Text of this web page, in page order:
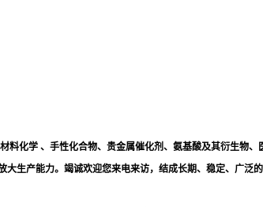
料化学 、手性化合物、贵金属催化剂、氨基酸及其衍生物
生产能力。竭诚欢迎您来电来访，结成长期、稳定、广泛